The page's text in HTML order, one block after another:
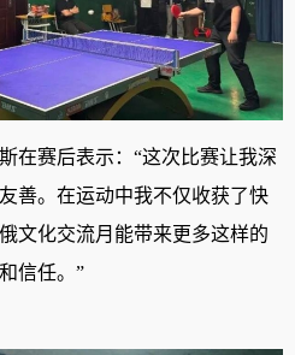
在赛后表示： “这次比赛让我深
善。在运动中我不仅收获了快
文化交流月能带来更多这样的
信任。 ”